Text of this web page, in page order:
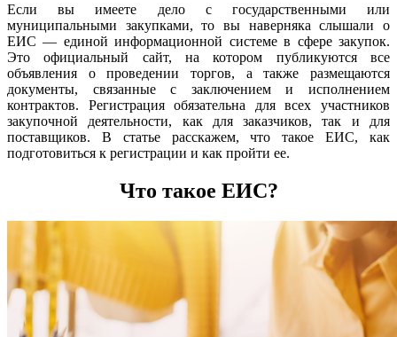
Если вы имеете дело с государственными или
муниципальными закупками, то вы наверняка слышали о
ЕИС — единой информационной системе в сфере закупок.
Это официальный сайт, на котором публикуются все
объявления о проведении торгов, а также размещаются
документы, связанные с заключением и исполнением
контрактов. Регистрация обязательна для всех участников
закупочной деятельности, как для заказчиков, так и для
поставщиков. В статье расскажем, что такое ЕИС, как
подготовиться к регистрации и как пройти ее.
Что такое ЕИС?